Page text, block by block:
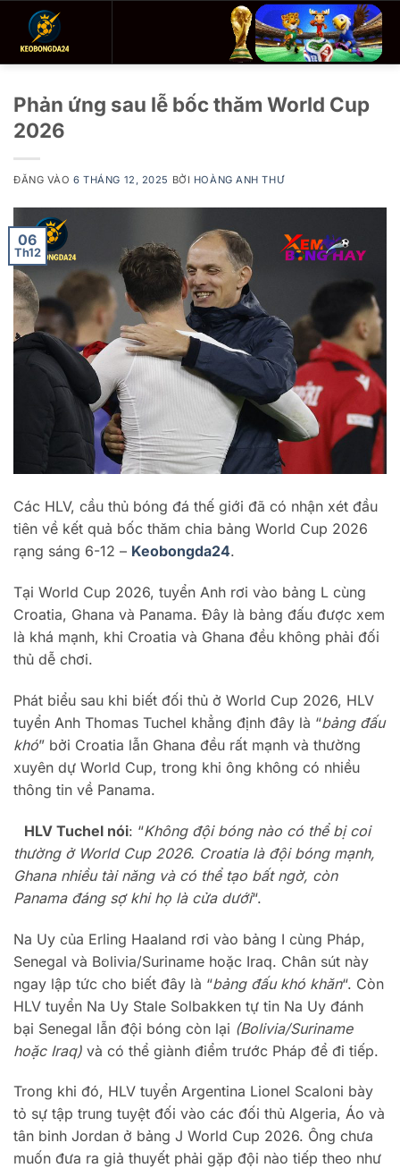
Phản ứng sau lễ bốc thăm World Cup
2026
ĐĂNG VÀO6 THÁNG 12, 2025 BỞI HOÀNG ANH THƯ
06
Th12
Các HLV, cầu thủ bóng đá thế giới đã có nhận xét đầu
tiên về kết quả bốc thăm chia bảng World Cup 2026
rạng sáng 6-12 – Keobongda24.
Tại World Cup 2026, tuyển Anh rơi vào bảng L cùng
Croatia, Ghana và Panama. Đây là bảng đấu được xem
là khá mạnh, khi Croatia và Ghana đều không phải đối
thủ dễ chơi.
Phát biểu sau khi biết đối thủ ở World Cup 2026, HLV
tuyển Anh Thomas Tuchel khẳng định đây là “bảng đấu
khó” bởi Croatia lẫn Ghana đều rất mạnh và thường
xuyên dự World Cup, trong khi ông không có nhiều
thông tin về Panama.
HLV Tuchel nói: “Không đội bóng nào có thể bị coi
thường ở World Cup 2026. Croatia là đội bóng mạnh,
Ghana nhiều tài năng và có thể tạo bất ngờ, còn
Panama đáng sợ khi họ là cửa dưới“.
Na Uy của Erling Haaland rơi vào bảng I cùng Pháp,
Senegal và Bolivia/Suriname hoặc Iraq. Chân sút này
ngay lập tức cho biết đây là “bảng đấu khó khăn“. Còn
HLV tuyển Na Uy Stale Solbakken tự tin Na Uy đánh
bại Senegal lẫn đội bóng còn lại (Bolivia/Suriname
hoặc Iraq) và có thể giành điểm trước Pháp để đi tiếp.
Trong khi đó, HLV tuyển Argentina Lionel Scaloni bày
tỏ sự tập trung tuyệt đối vào các đối thủ Algeria, Áo và
tân binh Jordan ở bảng J World Cup 2026. Ông chưa
muốn đưa ra giả thuyết phải gặp đội nào tiếp theo như